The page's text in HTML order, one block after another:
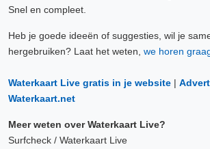
Snel en compleet.
Heb je goede ideeën of suggesties, wil je
hergebruiken? Laat het weten, we horen
Waterkaart Live gratis in je website |
Waterkaart.net
Meer weten over Waterkaart Live?
Surfcheck / Waterkaart Live